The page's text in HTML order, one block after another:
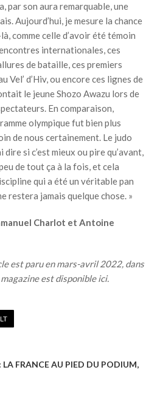
par son aura remarquable, une
Aujourd’hui, je mesure la chance
comme celle d’avoir été témoin
internationales, ces
de bataille, ces premiers
Vel’ d’Hiv, ou encore ces lignes de
le jeune Shozo Awazu lors de
En comparaison,
olympique fut bien plus
de nous certainement. Le judo
dire si c’est mieux ou pire qu’avant,
de tout ça à la fois, et cela
qui a été un véritable pan
restera jamais quelque chose. »
Charlot et Antoine
est paru en mars-avril 2022, dans
magazine est disponibleici.
LA FRANCE AU PIED DU PODIUM,